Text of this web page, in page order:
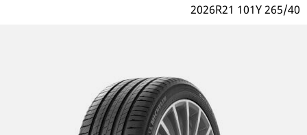
265/40 R21 101Y
2026